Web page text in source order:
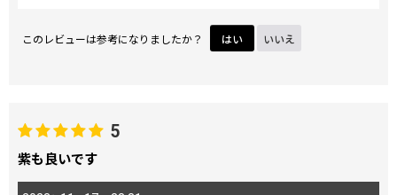
このレビューは参考になりましたか？ はい いいえ
5
紫も良いです